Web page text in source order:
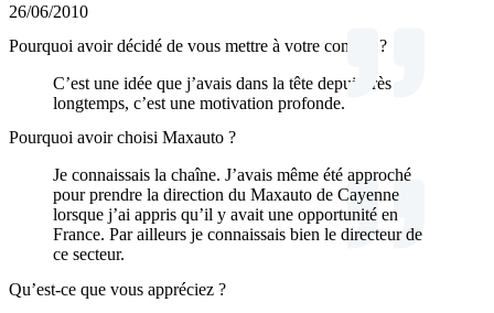
26/06/2010
Pourquoi avoir décidé de vous mettre à votre compte ?
C’est une idée que j’avais dans la tête depuis très
longtemps, c’est une motivation profonde.
Pourquoi avoir choisi Maxauto ?
Je connaissais la chaîne. J’avais même été approché
pour prendre la direction du Maxauto de Cayenne
lorsque j’ai appris qu’il y avait une opportunité en
France. Par ailleurs je connaissais bien le directeur de
ce secteur.
Qu’est-ce que vous appréciez ?